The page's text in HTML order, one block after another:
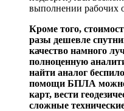
выполнении рабочих
Кроме того,
разы дешевле
качество намного
полноценную
найти аналог
помощи БПЛА можно
карт, вести
сложные